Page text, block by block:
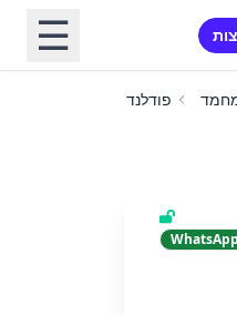
☰
מחמד פודלנד
WhatsApp